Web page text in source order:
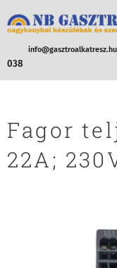
info@gasztroalkatresz.hu
038
Fagor
22A;